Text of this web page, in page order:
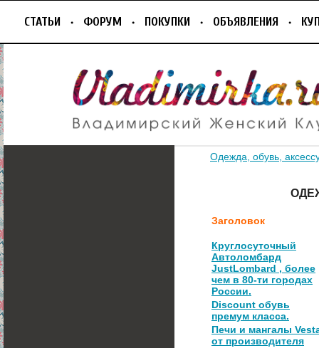
СТАТЬИ ФОРУМ ПОКУПКИ ОБЪЯВЛЕНИЯ
Одежда, обувь,
Заголовок
Круглосуточный
Автоломбард
JustLombard , более
чем в 80-ти городах
России.
Discount обувь
премум класса.
Печи и мангалы
от производителя